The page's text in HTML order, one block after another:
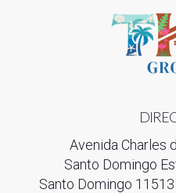
Al estar informados y
confiable, podemos contribuir
y equitativo en este hermoso
tenemos la capacidad de
Avenida Charles
Santo Domingo
Santo Domingo